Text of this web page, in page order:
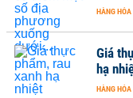
HÀNG HÓA
Giá
hạ
HÀNG HÓA